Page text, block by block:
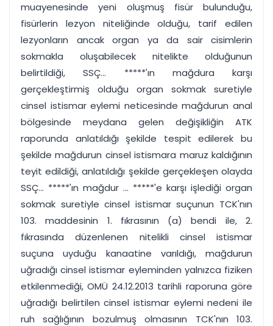
muayenesinde yeni oluşmuş fisür bulunduğu,
fisürlerin lezyon niteliğinde olduğu, tarif edilen
lezyonların ancak organ ya da sair cisimlerin
sokmakla oluşabilecek nitelikte olduğunun
belirtildiği, SSÇ... *****'ın mağdura karşı
gerçekleştirmiş olduğu organ sokmak suretiyle
cinsel istismar eylemi neticesinde mağdurun anal
bölgesinde meydana gelen değişikliğin ATK
raporunda anlatıldığı şekilde tespit edilerek bu
şekilde mağdurun cinsel istismara maruz kaldığının
teyit edildiği, anlatıldığı şekilde gerçekleşen olayda
SSÇ... *****'ın mağdur ... *****'e karşı işlediği organ
sokmak suretiyle cinsel istismar suçunun TCK'nın
103. maddesinin 1. fıkrasının (a) bendi ile, 2.
fıkrasında düzenlenen nitelikli cinsel istismar
suçuna uyduğu kanaatine varıldığı, mağdurun
uğradığı cinsel istismar eyleminden yalnızca fiziken
etkilenmediği, OMÜ 24.12.2013 tarihli raporuna göre
uğradığı belirtilen cinsel istismar eylemi nedeni ile
ruh sağlığının bozulmuş olmasının TCK'nın 103.